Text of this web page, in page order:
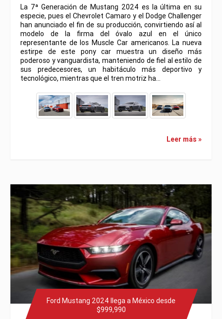
La 7ª Generación de Mustang 2024 es la última en su
especie, pues el Chevrolet Camaro y el Dodge Challenger
han anunciado el fin de su producción, convirtiendo así al
modelo de la firma del óvalo azul en el único
representante de los Muscle Car americanos. La nueva
estirpe de este pony car muestra un diseño más
poderoso y vanguardista, manteniendo de fiel al estilo de
sus predecesores, un habitáculo más deportivo y
tecnológico, mientras que el tren motriz ha…
Leer más »
Ford Mustang 2024 llega a México desde
$999,990